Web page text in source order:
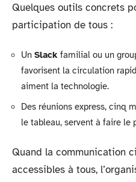
Quelques outils concrets
participation de tous :
Un Slack familial ou un
favorisent la circulation
aiment la technologie.
Des réunions express, cinq
le tableau, servent à faire le
Quand la communication
accessibles à tous,